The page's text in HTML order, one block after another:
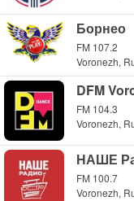
Борнео
FM 107.2
Voronezh,
DFM
FM 104.3
Voronezh,
НАШЕ
FM 100.7
Voronezh,